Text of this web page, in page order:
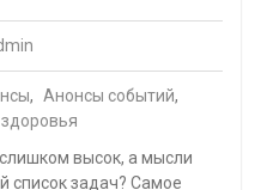
, Анонсы событий,
высок, а мысли
список задач? Самое